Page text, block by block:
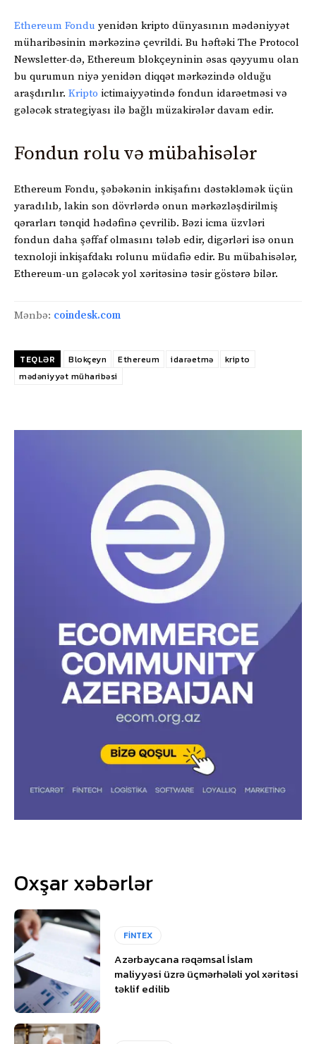
Ethereum Fondu yenidən kripto dünyasının mədəniyyət
müharibəsinin mərkəzinə çevrildi. Bu həftəki The Protocol
Newsletter-də, Ethereum blokçeyninin əsas qəyyumu olan
bu qurumun niyə yenidən diqqət mərkəzində olduğu
araşdırılır. Kripto ictimaiyyətində fondun idarəetməsi və
gələcək strategiyası ilə bağlı müzakirələr davam edir.
Fondun rolu və mübahisələr
Ethereum Fondu, şəbəkənin inkişafını dəstəkləmək üçün
yaradılıb, lakin son dövrlərdə onun mərkəzləşdirilmiş
qərarları tənqid hədəfinə çevrilib. Bəzi icma üzvləri
fondun daha şəffaf olmasını tələb edir, digərləri isə onun
texnoloji inkişafdakı rolunu müdafiə edir. Bu mübahisələr,
Ethereum-un gələcək yol xəritəsinə təsir göstərə bilər.
Mənbə: coindesk.com
TEQLƏR Blokçeyn Ethereum idarəetmə
kripto
mədəniyyət müharibəsi
Oxşar xəbərlər
FİNTEX
Azərbaycana rəqəmsal İslam
maliyyəsi üzrə üçmərhələli yol xəritəsi
təklif edilib